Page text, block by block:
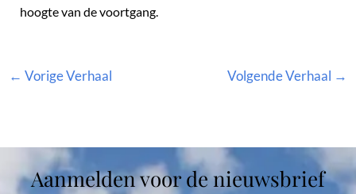
hoogte van de voortgang.
← Vorige Verhaal Volgende Verhaal →
Aanmelden voor de nieuwsbrief